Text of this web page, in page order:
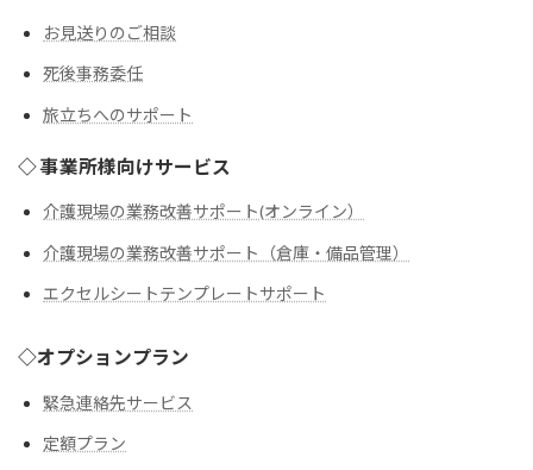
お見送りのご相談
死後事務委任
旅立ちへのサポート
◇ 事業所様向けサービス
介護現場の業務改善サポート(オンライン）
介護現場の業務改善サポート（倉庫・備品管理）
エクセルシートテンプレートサポート
◇オプションプラン
緊急連絡先サービス
定額プラン